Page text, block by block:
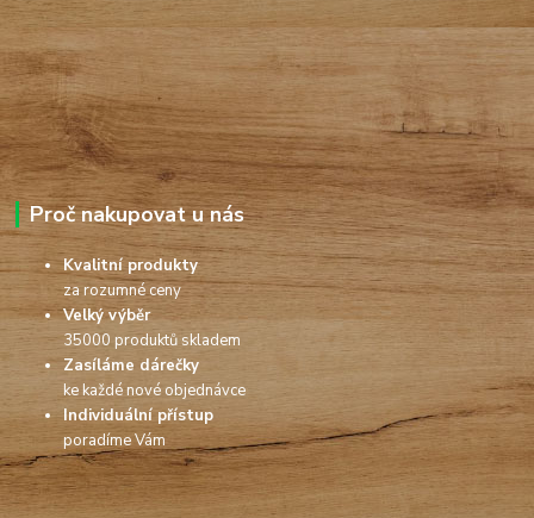
Proč nakupovat u nás
Kvalitní produkty
za rozumné ceny
Velký výběr
35000 produktů skladem
Zasíláme dárečky
ke každé nové objednávce
Individuální přístup
poradíme Vám